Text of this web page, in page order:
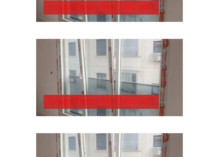
Pimapen Pencere Nasıl Temizlenir?
Pimapen Pencere Nasıl Temizlenir?